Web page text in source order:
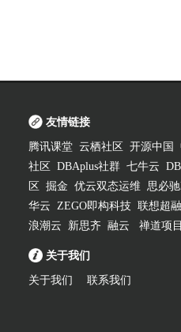
友情链接
腾讯课堂 云栖社区 开源中国
社区
DBAplus社群 七牛云
区
掘金 优云双态运维 思必
华云 ZEGO即构科技 联想超
浪潮云
新思齐 融云 禅道项
关于我们
关于我们 联系我们